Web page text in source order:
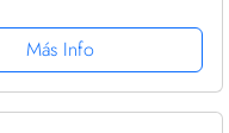
Más Info